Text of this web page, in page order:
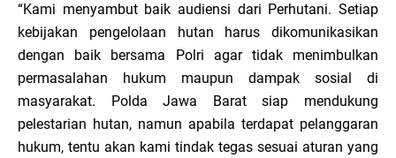
“Kami menyambut baik audiensi dari Perhutani. Setiap
kebijakan pengelolaan hutan harus dikomunikasikan
dengan baik bersama Polri agar tidak menimbulkan
permasalahan hukum maupun dampak sosial di
masyarakat. Polda Jawa Barat siap mendukung
pelestarian hutan, namun apabila terdapat pelanggaran
hukum, tentu akan kami tindak tegas sesuai aturan yang